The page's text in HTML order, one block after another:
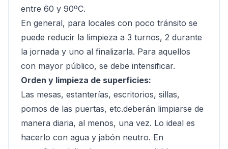
entre 60 y 90ºC.
En general, para locales con poco tránsito se
puede reducir la limpieza a 3 turnos, 2 durante
la jornada y uno al finalizarla. Para aquellos
con mayor público, se debe intensificar.
Orden y limpieza de superficies:
Las mesas, estanterías, escritorios, sillas,
pomos de las puertas, etc.deberán limpiarse de
manera diaria, al menos, una vez. Lo ideal es
hacerlo con agua y jabón neutro. En